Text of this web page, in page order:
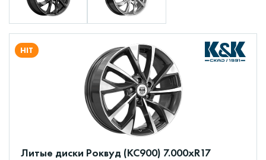
HIT
Литые диски Роквуд (КС900) 7.000xR17